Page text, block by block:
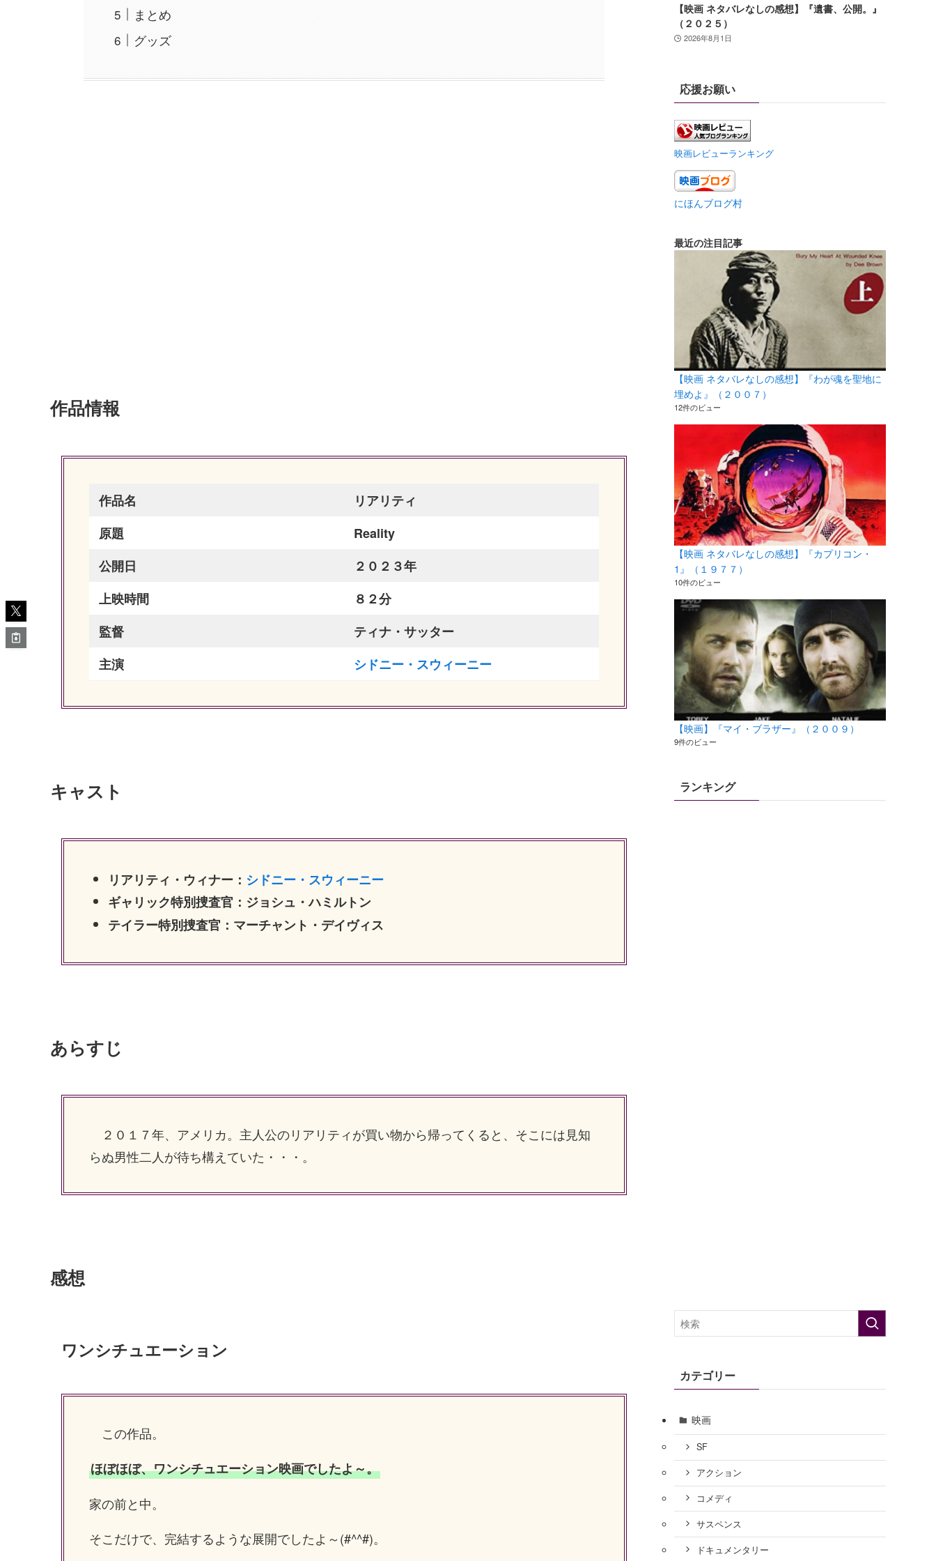
まとめ
グッズ
作品情報
作品名
リアリティ
原題
Reality
公開日
２０２３年
上映時間
８２分
監督
ティナ・サッター
主演
シドニー・スウィーニー
キャスト
リアリティ・ウィナー： シドニー・スウィーニー
ギャリック特別捜査官：ジョシュ・ハミルトン
テイラー特別捜査官：マーチャント・デイヴィス
あらすじ
２０１７年、アメリカ。主人公のリアリティが買い物から帰ってくると、そこには見知
らぬ男性二人が待ち構えていた・・・。
感想
ワンシチュエーション
この作品。
ほぼほぼ、ワンシチュエーション映画でしたよ～。
家の前と中。
そこだけで、完結するような展開でしたよ～(#^^#)。
【映画 ネタバレなしの感想】『遺書、公開。』
（２０２５）
2026年8月1日
応援お願い
映画レビューランキング
にほんブログ村
最近の注目記事
【映画 ネタバレなしの感想】『わが魂を聖地に
埋めよ』（２００７）
12件のビュー
【映画 ネタバレなしの感想】『カプリコン・
1』（１９７７）
10件のビュー
【映画】『マイ・ブラザー』（２００９）
9件のビュー
ランキング
カテゴリー
映画
SF
アクション
コメディ
サスペンス
ドキュメンタリー